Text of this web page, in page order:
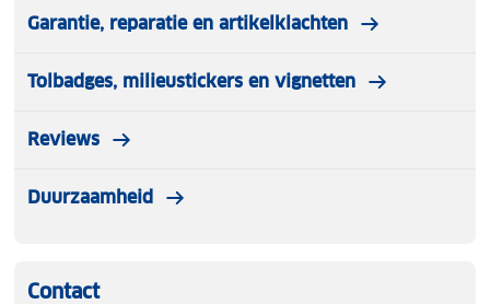
Garantie, reparatie en artikelklachten
Tolbadges, milieustickers en vignetten
Reviews
Duurzaamheid
Contact